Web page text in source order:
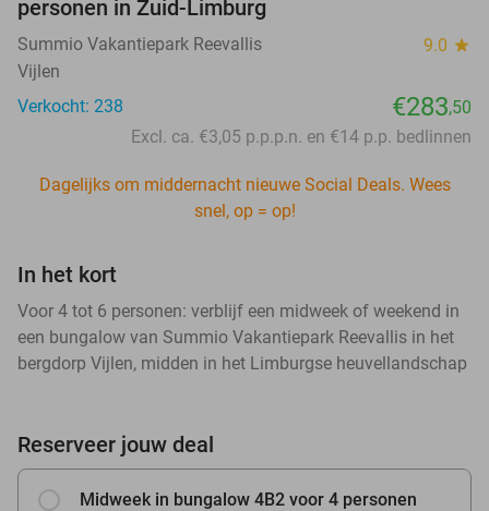
personen in Zuid-Limburg
Summio Vakantiepark Reevallis 9.0 star
Vijlen
Verkocht: 238
€283,50
Excl. ca. €3,05 p.p.p.n. en €14 p.p. bedlinnen
Dagelijks om middernacht nieuwe Social Deals. Wees
snel, op = op!
In het kort
Voor 4 tot 6 personen: verblijf een midweek of weekend in
een bungalow van Summio Vakantiepark Reevallis in het
bergdorp Vijlen, midden in het Limburgse heuvellandschap
Reserveer jouw deal
Midweek in bungalow 4B2 voor 4 personen